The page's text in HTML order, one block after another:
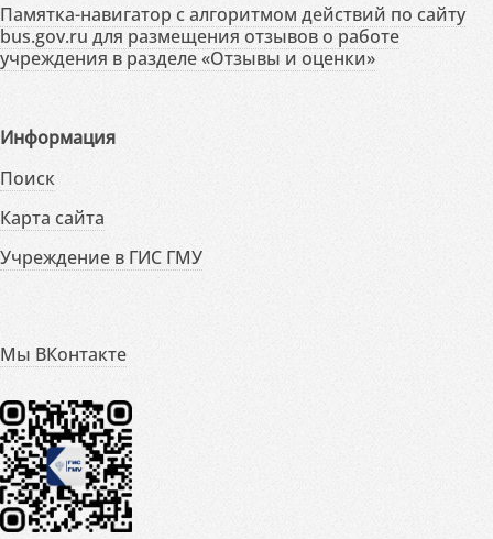
Памятка-навигатор с алгоритмом действий по сайту
bus.gov.ru для размещения отзывов о работе
учреждения в разделе «Отзывы и оценки»
Информация
Поиск
Карта сайта
Учреждение в ГИС ГМУ
Мы ВКонтакте